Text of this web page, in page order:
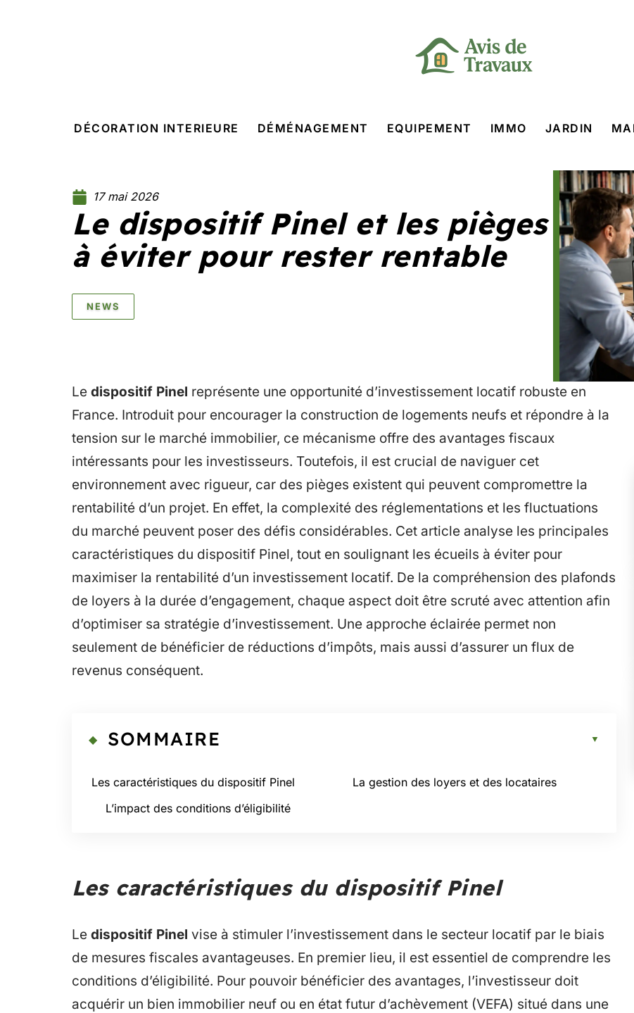
DÉCORATION INTERIEURE DÉMÉNAGEMENT EQUIPEMENT IMMO JARDIN
17 mai 2026
Le dispositif Pinel et les pièges
à éviter pour rester rentable
NEWS
Le dispositif Pinel représente une opportunité d’investissement locatif robuste en
France. Introduit pour encourager la construction de logements neufs et répondre à la
tension sur le marché immobilier, ce mécanisme offre des avantages fiscaux
intéressants pour les investisseurs. Toutefois, il est crucial de naviguer cet
environnement avec rigueur, car des pièges existent qui peuvent compromettre la
rentabilité d’un projet. En effet, la complexité des réglementations et les fluctuations
du marché peuvent poser des défis considérables. Cet article analyse les principales
caractéristiques du dispositif Pinel, tout en soulignant les écueils à éviter pour
maximiser la rentabilité d’un investissement locatif. De la compréhension des plafonds
de loyers à la durée d’engagement, chaque aspect doit être scruté avec attention afin
d’optimiser sa stratégie d’investissement. Une approche éclairée permet non
seulement de bénéficier de réductions d’impôts, mais aussi d’assurer un flux de
revenus conséquent.
SOMMAIRE
Les caractéristiques du dispositif Pinel
L’impact des conditions d’éligibilité
La gestion des loyers et des locataires
Les caractéristiques du dispositif Pinel
Le dispositif Pinel vise à stimuler l’investissement dans le secteur locatif par le biais
de mesures fiscales avantageuses. En premier lieu, il est essentiel de comprendre les
conditions d’éligibilité. Pour pouvoir bénéficier des avantages, l’investisseur doit
acquérir un bien immobilier neuf ou en état futur d’achèvement (VEFA) situé dans une